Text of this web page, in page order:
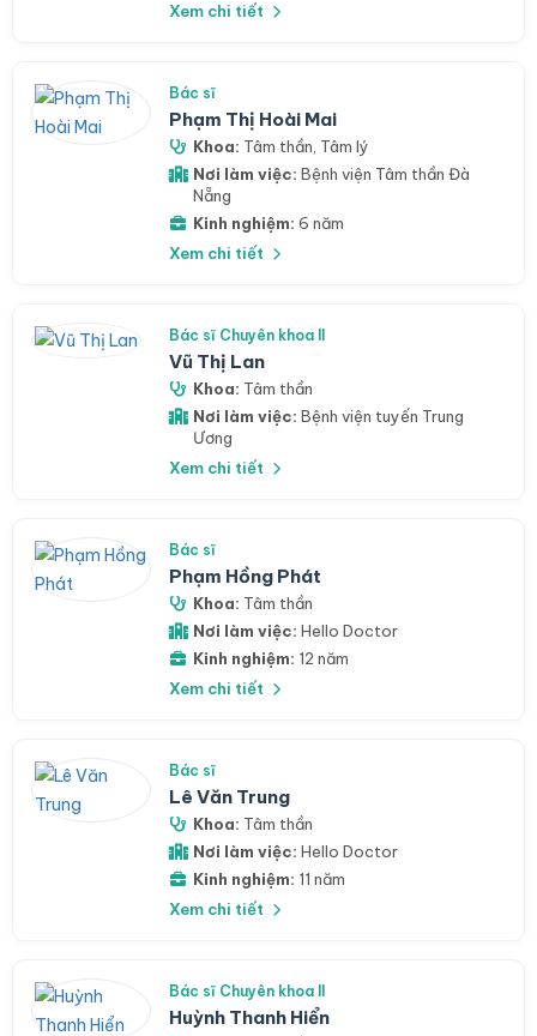
Xem chi tiết
Bác sĩ
Phạm Thị Hoài Mai
Khoa: Tâm thần Tâm lý
Nơi làm việc: Bệnh viện Tâm thần Đà
Nẵng
Kinh nghiệm: 6 năm
Xem chi tiết
Bác sĩ Chuyên khoa II
Vũ Thị Lan
Khoa: Tâm thần
Nơi làm việc: Bệnh viện tuyến Trung
Ương
Xem chi tiết
Bác sĩ
Phạm Hồng Phát
Khoa: Tâm thần
Nơi làm việc: Hello Doctor
Kinh nghiệm: 12 năm
Xem chi tiết
Bác sĩ
Lê Văn Trung
Khoa: Tâm thần
Nơi làm việc: Hello Doctor
Kinh nghiệm: 11 năm
Xem chi tiết
Bác sĩ Chuyên khoa II
Huỳnh Thanh Hiển